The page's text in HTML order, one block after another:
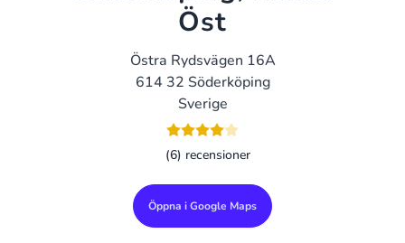
Öst
Östra Rydsvägen 16A
614 32 Söderköping
Sverige
(6) recensioner
Öppna i Google Maps